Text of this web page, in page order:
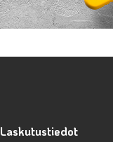
Laskutustiedot